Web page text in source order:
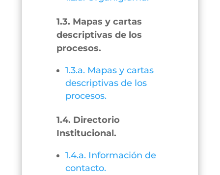
1.3. Mapas y cartas
descriptivas de los
procesos.
1.3.a. Mapas y cartas
descriptivas de los
procesos.
1.4. Directorio
Institucional.
1.4.a. Información de
contacto.